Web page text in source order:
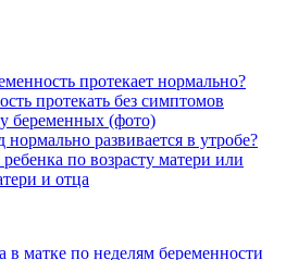
протекает нормально?
протекать без симптомов
беременных (фото)
нормально развивается в утробе?
по возрасту матери или
и отца
в матке по неделям беременности